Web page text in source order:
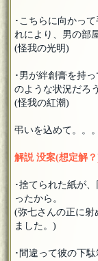
･こちらに向かっ
れにより、男の部
(怪我の光明)
･男が絆創膏を持
のような状況だろう
(怪我の紅潮)
弔いを込めて。。。
解説 没案(想定解
･捨てられた紙が
ったから。
(弥七さんの正に
ました。)
･間違って彼の下